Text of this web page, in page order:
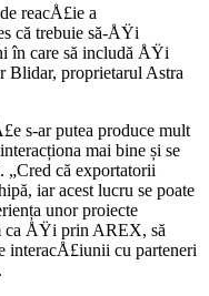
reacÅ£ie a
că trebuie să-ÅŸi
în care să includă ÅŸi
Blidar, proprietarul Astra
s-ar putea produce mult
mai bine și se
„Cred că exportatorii
iar acest lucru se poate
unor proiecte
ca ÅŸi prin AREX, să
interacÅ£iunii cu parteneri